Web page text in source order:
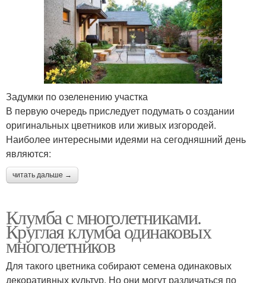
Задумки по озеленению участка
В первую очередь приследует подумать о создании
оригинальных цветников или живых изгородей.
Наиболее интересными идеями на сегодняшний день
являются:
читать дальше →
Клумба с многолетниками.
Круглая клумба одинаковых
многолетников
Для такого цветника собирают семена одинаковых
декоративных культур. Но они могут различаться по